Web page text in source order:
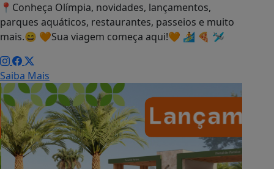
📍Conheça Olímpia, novidades, lançamentos,
parques aquáticos, restaurantes, passeios e muito
mais.😄 🧡Sua viagem começa aqui!🧡 🏄 🍕 🛩
Saiba Mais